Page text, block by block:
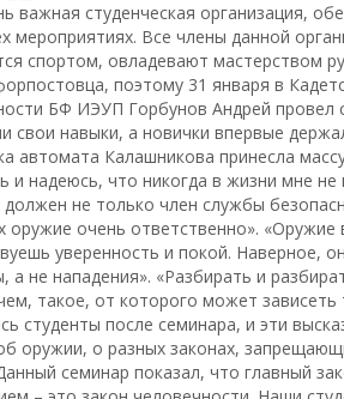
важная студенческая организация,
мероприятиях. Все члены данной
спортом, овладевают мастерством
поэтому 31 января в
БФ ИЭУП Горбунов Андрей провел
свои навыки, а новички впервые
автомата Калашникова принесла
и надеюсь, что никогда в жизни мне
не только член службы
оружие очень ответственно». «Оружие
уверенность и покой. Наверное,
а не нападения». «Разбирать и
такое, от которого может
студенты после семинара, и эти
оружии, о разных законах,
семинар показал, что главный